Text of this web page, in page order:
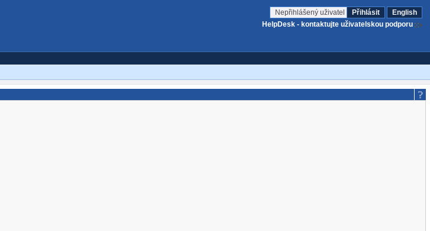
Nepřihlášený uživatel Přihlásit
English
HelpDesk - kontaktujte uživatelskou podporu